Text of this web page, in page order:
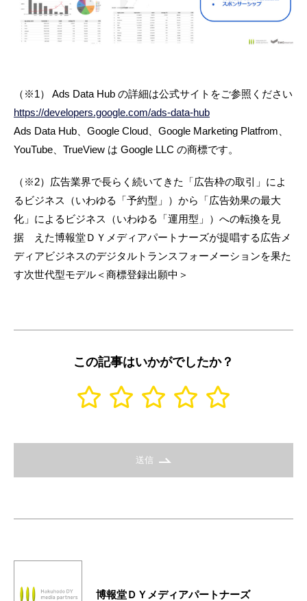
（※1） Ads Data Hub の詳細は公式サイトをご参照ください
https://developers.google.com/ads-data-hub
Ads Data Hub、Google Cloud、Google Marketing Platfrom、
YouTube、TrueView は Google LLC の商標です。
（※2）広告業界で長らく続いてきた「広告枠の取引」によ
るビジネス（いわゆる「予約型」）から「広告効果の最大
化」によるビジネス（いわゆる「運用型」）への転換を見
据 えた博報堂ＤＹメディアパートナーズが提唱する広告メ
ディアビジネスのデジタルトランスフォーメーションを果た
す次世代型モデル＜商標登録出願中＞
この記事はいかがでしたか？
送信
博報堂ＤＹメディアパートナーズ